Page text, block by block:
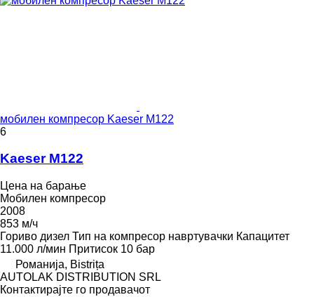
мобилен компресор Kaeser M122
6
Kaeser M122
Цена на барање
Мобилен компресор
2008
853 м/ч
Гориво дизел Тип на компресор навртувачки Капацитет
11.000 л/мин Притисок 10 бар
Романија, Bistrița
AUTOLAK DISTRIBUTION SRL
Контактирајте го продавачот